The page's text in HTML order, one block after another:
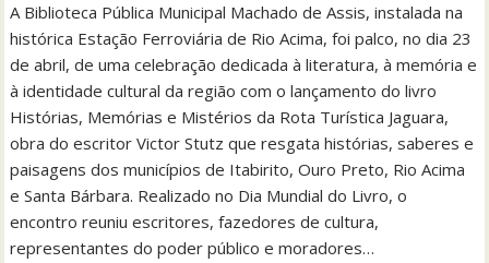
A Biblioteca Pública Municipal Machado de Assis, instalada na
histórica Estação Ferroviária de Rio Acima, foi palco, no dia 23
de abril, de uma celebração dedicada à literatura, à memória e
à identidade cultural da região com o lançamento do livro
Histórias, Memórias e Mistérios da Rota Turística Jaguara,
obra do escritor Victor Stutz que resgata histórias, saberes e
paisagens dos municípios de Itabirito, Ouro Preto, Rio Acima
e Santa Bárbara. Realizado no Dia Mundial do Livro, o
encontro reuniu escritores, fazedores de cultura,
representantes do poder público e moradores…